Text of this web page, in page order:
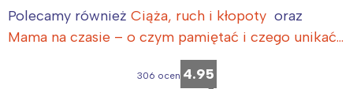
Polecamy również Ciąża, ruch i kłopoty oraz
Mama na czasie – o czym pamiętać i czego unikać…
306 ocen 4.95